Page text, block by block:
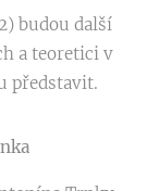
budou další
a teoretici v
představit.